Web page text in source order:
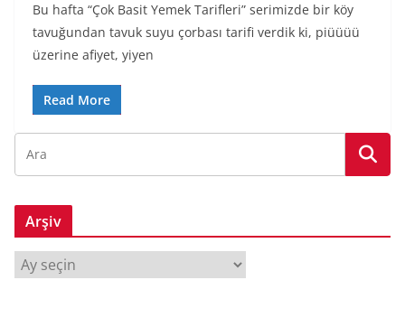
Bu hafta “Çok Basit Yemek Tarifleri” serimizde bir köy
tavuğundan tavuk suyu çorbası tarifi verdik ki, piüüüü
üzerine afiyet, yiyen
Read More
Arşiv